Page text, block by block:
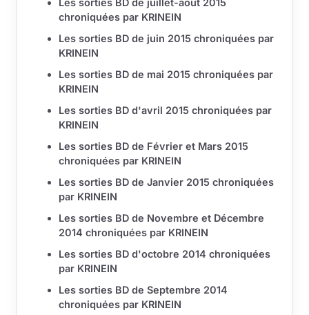
chroniquées par KRINEIN
Les sorties BD de juin 2015 chroniquées par
KRINEIN
Les sorties BD de mai 2015 chroniquées par
KRINEIN
Les sorties BD d'avril 2015 chroniquées par
KRINEIN
Les sorties BD de Février et Mars 2015
chroniquées par KRINEIN
Les sorties BD de Janvier 2015 chroniquées
par KRINEIN
Les sorties BD de Novembre et Décembre
2014 chroniquées par KRINEIN
Les sorties BD d'octobre 2014 chroniquées
par KRINEIN
Les sorties BD de Septembre 2014
chroniquées par KRINEIN